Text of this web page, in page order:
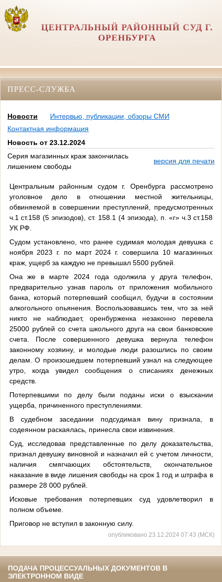
ЦЕНТРАЛЬНЫЙ РАЙОННЫЙ СУД Г.
ОРЕНБУРГА
ПРЕСС-СЛУЖБА
Новости
Интервью, публикации, обзоры СМИ
Контактная информация
Новость от 23.12.2024
Серия магазинных краж закончилась
лишением свободы
версия для печати
Центральным районным судом г. Оренбурга рассмотрено
уголовное дело в отношении местной жительницы,
обвиняемой в совершении преступлений, предусмотренных
ч.1 ст.158 (5 эпизодов), ст. 158.1 (4 эпизода), п. «г» ч.3 ст.158
УК РФ.
Судом установлено, что ранее судимая молодая девушка с
ноября 2023 г. по март 2024 г. совершила 10 магазинных
краж, ущерб за каждую не превышал 5500 рублей.
Она же в марте 2024 года одолжила у друга телефон,
предварительно узнав пароль от приложения мобильного
банка, который потерпевший сообщил, будучи в состоянии
алкогольного опьянения. Воспользовавшись тем, что за ней
никто не наблюдает, оренбурженка незаконно перевела
25000 рублей со счета школьного друга на свои банковские
счета. После совершенного девушка вернула телефон
законному хозяину, и молодые люди разошлись по своим
делам. О произошедшем потерпевший узнал на следующее
утро, когда увидел сообщения о списаниях денежных
средств.
Потерпевшими по делу были поданы иски о взыскании
ущерба, причиненного преступлениями.
В судебном заседании подсудимая вину признала, в
содеянном раскаялась, принесла свои извинения.
Суд, исследовав представленные по делу доказательства,
признал девушку виновной и назначил ей с учетом личности,
наличия смягчающих обстоятельств, окончательное
наказание в виде лишения свободы на срок 1 год и штрафа в
размере 28 000 рублей.
Исковые требования потерпевших суд удовлетворил в
полном объеме.
Приговор не вступил в законную силу.
опубликовано 23.12.2024 07:43 (МСК)
ПОДАЧА ПРОЦЕССУАЛЬНЫХ ДОКУМЕНТОВ В
ЭЛЕКТРОННОМ ВИДЕ